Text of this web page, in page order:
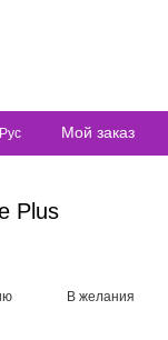
Рус Мой заказ
Plus
В желания